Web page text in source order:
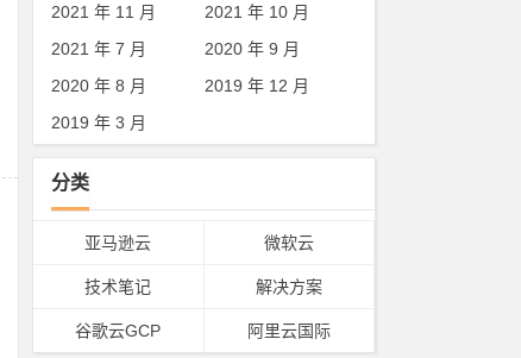
2021 年 11 月
2021 年 10 月
2021 年 7 月
2020 年 9 月
2020 年 8 月
2019 年 12 月
2019 年 3 月
分类
亚马逊云 微软云
技术笔记 解决方案
谷歌云GCP 阿里云国际